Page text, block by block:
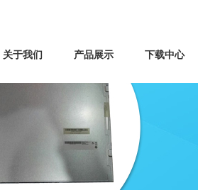
关于我们 产品展示 下载中心